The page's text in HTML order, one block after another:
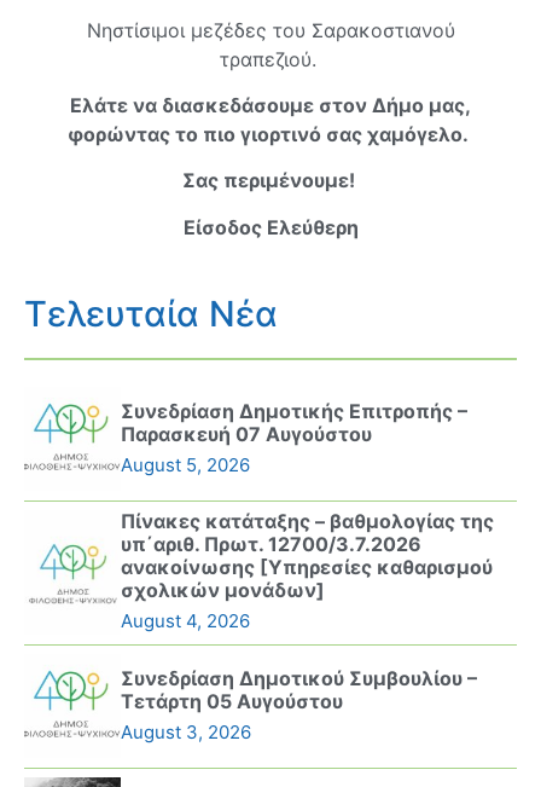
Νηστίσιμοι μεζέδες του Σαρακοστιανού
τραπεζιού.
Ελάτε να διασκεδάσουμε στον Δήμο μας,
φορώντας το πιο γιορτινό σας χαμόγελο.
Σας περιμένουμε!
Είσοδος Ελεύθερη
Τελευταία Νέα
Συνεδρίαση Δημοτικής Επιτροπής –
Παρασκευή 07 Αυγούστου
August 5, 2026
Πίνακες κατάταξης – βαθμολογίας της
υπ΄αριθ. Πρωτ. 12700/3.7.2026
ανακοίνωσης [Υπηρεσίες καθαρισμού
σχολικών μονάδων]
August 4, 2026
Συνεδρίαση Δημοτικού Συμβουλίου –
Τετάρτη 05 Αυγούστου
August 3, 2026